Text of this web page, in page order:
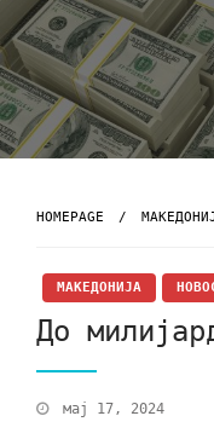
HOMEPAGE
МАКЕДОНИЈА
До
мај 17, 2024